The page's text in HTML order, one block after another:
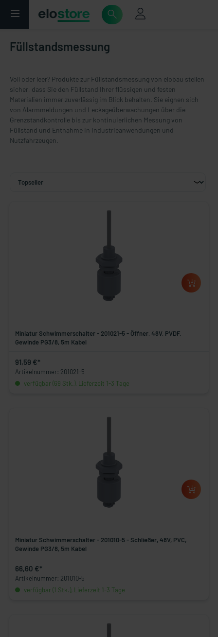
Füllstandsmessung
Voll oder leer? Produkte zur Füllstandsmessung von elobau stellen
sicher, dass Sie den Füllstand Ihrer flüssigen und festen
Materialien immer zuverlässig im Blick behalten. Sie eignen sich
von Alarmmeldungen und Leckageüberwachungen über die
Grenzstandkontrolle bis zur kontinuierlichen Messung von
Füllstand und Entnahme in Industrieanwendungen und
Nutzfahrzeugen.
Miniatur Schwimmerschalter - 201021-5 - Öffner, 48V, PVDF,
Gewinde PG3/8, 5m Kabel
91,59 €*
Artikelnummer: 201021-5
verfügbar (69 Stk.), Lieferzeit 1-3 Tage
Miniatur Schwimmerschalter - 201010-5 - Schließer, 48V, PVC,
Gewinde PG3/8, 5m Kabel
66,60 €*
Artikelnummer: 201010-5
verfügbar (1 Stk.), Lieferzeit 1-3 Tage